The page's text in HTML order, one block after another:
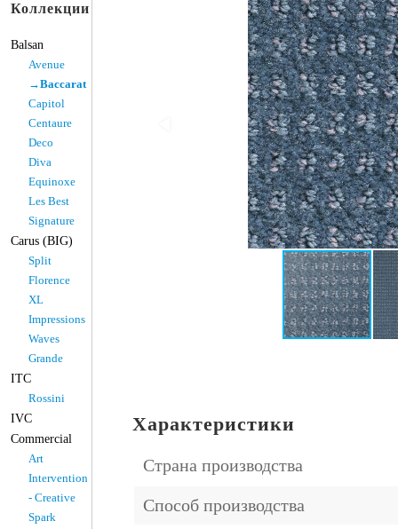
Коллекции
Balsan
Avenue
→Baccarat
Capitol
Centaure
Deco
Diva
Equinoxe
Les Best
Signature
Carus (BIG)
Split
Florence
XL
Impressions
Waves
Grande
ITC
Rossini
IVC
Commercial
Art
Intervention
- Creative
Spark
Характеристики
Страна производства
Способ производства